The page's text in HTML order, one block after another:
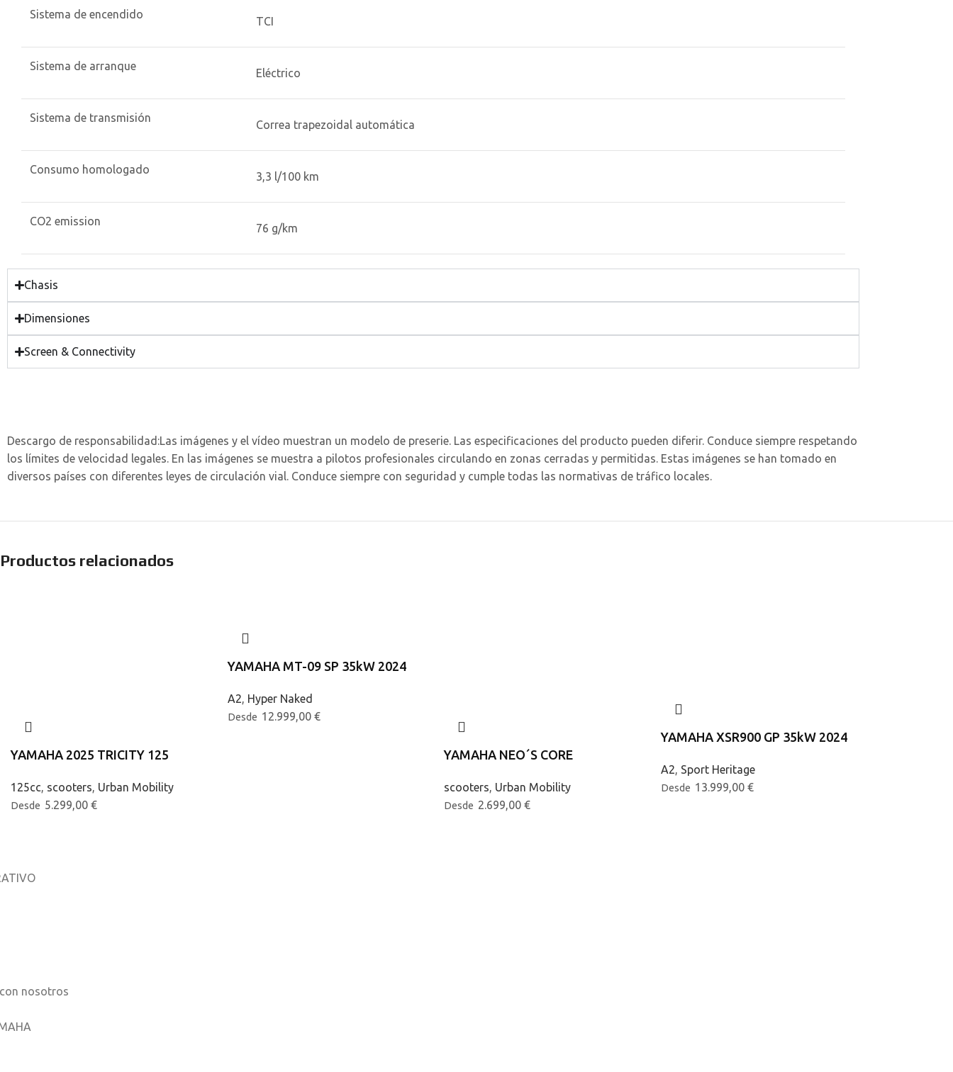
Sistema de encendido
TCI
Sistema de arranque
Eléctrico
Sistema de transmisión
Correa trapezoidal automática
Consumo homologado
3,3 l/100 km
CO2 emission
76 g/km
Chasis
Dimensiones
Screen & Connectivity
Descargo de responsabilidad:Las imágenes y el vídeo muestran un modelo de preserie. Las especificaciones del producto pueden diferir. Conduce siempre respetando
los límites de velocidad legales. En las imágenes se muestra a pilotos profesionales circulando en zonas cerradas y permitidas. Estas imágenes se han tomado en
diversos países con diferentes leyes de circulación vial. Conduce siempre con seguridad y cumple todas las normativas de tráfico locales.
Productos relacionados
YAMAHA 2025 TRICITY 125
125cc, scooters, Urban Mobility
Desde 5.299,00 €
YAMAHA MT-09 SP 35kW 2024
A2, Hyper Naked
Desde 12.999,00 €
YAMAHA NEO´S CORE
scooters, Urban Mobility
Desde 2.699,00 €
YAMAHA XSR900 GP 35kW 2024
A2, Sport Heritage
Desde 13.999,00 €
nosotros